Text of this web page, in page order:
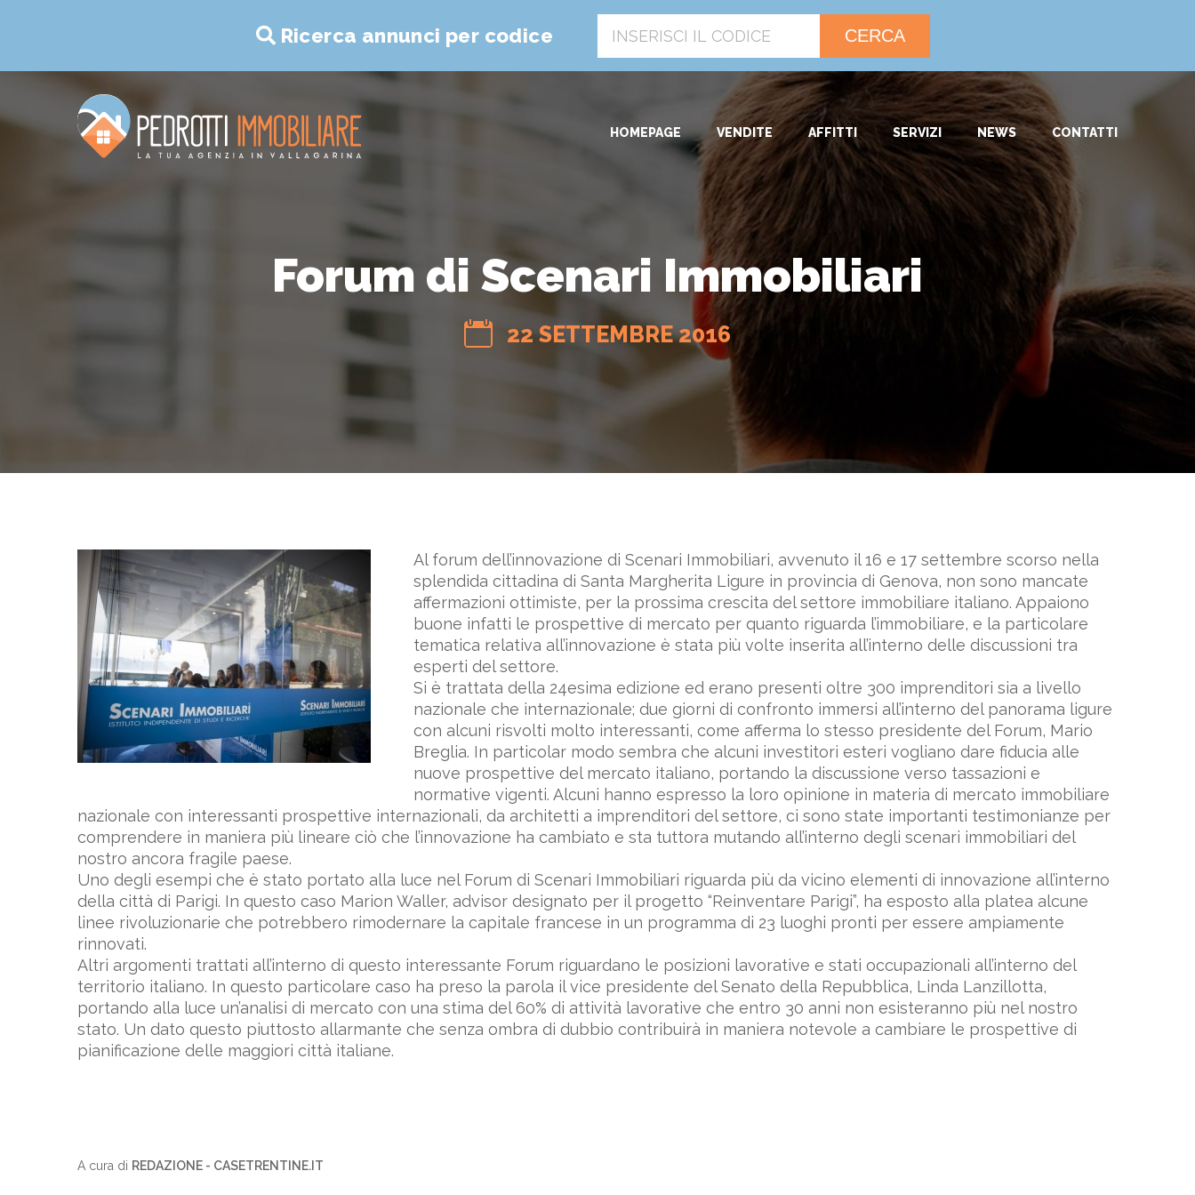
Ricerca annunci per codice CERCA
HOMEPAGE VENDITE AFFITTI SERVIZI NEWS CONTATTI
Forum di Scenari Immobiliari
22 SETTEMBRE 2016
Al forum dell’innovazione di Scenari Immobiliari, avvenuto il 16 e 17 settembre scorso nella
splendida cittadina di Santa Margherita Ligure in provincia di Genova, non sono mancate
affermazioni ottimiste, per la prossima crescita del settore immobiliare italiano. Appaiono
buone infatti le prospettive di mercato per quanto riguarda l’immobiliare, e la particolare
tematica relativa all’innovazione è stata più volte inserita all’interno delle discussioni tra
esperti del settore.
Si è trattata della 24esima edizione ed erano presenti oltre 300 imprenditori sia a livello
nazionale che internazionale; due giorni di confronto immersi all’interno del panorama ligure
con alcuni risvolti molto interessanti, come afferma lo stesso presidente del Forum, Mario
Breglia. In particolar modo sembra che alcuni investitori esteri vogliano dare fiducia alle
nuove prospettive del mercato italiano, portando la discussione verso tassazioni e
normative vigenti. Alcuni hanno espresso la loro opinione in materia di mercato immobiliare
nazionale con interessanti prospettive internazionali, da architetti a imprenditori del settore, ci sono state importanti testimonianze per
comprendere in maniera più lineare ciò che l’innovazione ha cambiato e sta tuttora mutando all’interno degli scenari immobiliari del
nostro ancora fragile paese.
Uno degli esempi che è stato portato alla luce nel Forum di Scenari Immobiliari riguarda più da vicino elementi di innovazione all’interno
della città di Parigi. In questo caso Marion Waller, advisor designato per il progetto “Reinventare Parigi”, ha esposto alla platea alcune
linee rivoluzionarie che potrebbero rimodernare la capitale francese in un programma di 23 luoghi pronti per essere ampiamente
rinnovati.
Altri argomenti trattati all’interno di questo interessante Forum riguardano le posizioni lavorative e stati occupazionali all’interno del
territorio italiano. In questo particolare caso ha preso la parola il vice presidente del Senato della Repubblica, Linda Lanzillotta,
portando alla luce un’analisi di mercato con una stima del 60% di attività lavorative che entro 30 anni non esisteranno più nel nostro
stato. Un dato questo piuttosto allarmante che senza ombra di dubbio contribuirà in maniera notevole a cambiare le prospettive di
pianificazione delle maggiori città italiane.
A cura di REDAZIONE - CASETRENTINE.IT